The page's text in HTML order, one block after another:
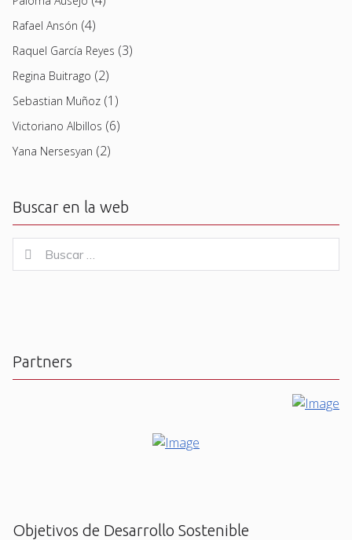
Rafael Ansón (4)
Raquel García Reyes (3)
Regina Buitrago (2)
Sebastian Muñoz (1)
Victoriano Albillos (6)
Yana Nersesyan (2)
Buscar en la web
for:
Buscar
Partners
Objetivos de Desarrollo Sostenible